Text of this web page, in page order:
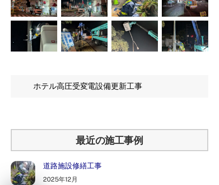
ホテル高圧受変電設備更新工事
最近の施工事例
道路施設修繕工事
2025年12月